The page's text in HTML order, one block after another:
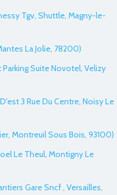
Tgv, Shuttle, Magny-le-
La Jolie, 78200)
Parking Suite Novotel, Velizy
3 Rue Du Centre, Noisy Le
Montreuil Sous Bois, 93100)
Le Theul, Montigny Le
Gare Sncf , Versailles,